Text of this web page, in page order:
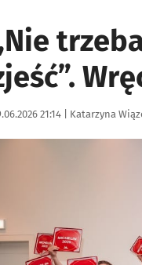
publikacji:
21:14 | Autor:
Katarzyna